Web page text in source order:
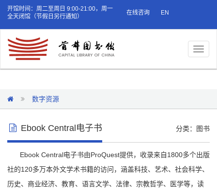
开馆时间：周二至周日 9:00-21:00，周一
全天闭馆（节假日另行通知）
在线咨询 EN
数字资源
Ebook Central电子书 分类：图书
Ebook Central电子书由ProQuest提供，收录来自1800多个出版
社的120多万本外文学术书籍的访问，涵盖科技、艺术、社会科学、
历史、商业经济、教育、语言文学、法律、宗教哲学、医学等，读